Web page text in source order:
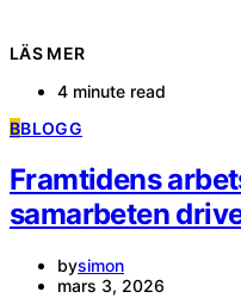
LÄS MER
4 minute read
BBLOGG
Framtidens
samarbeten
bysimon
mars 3, 2026